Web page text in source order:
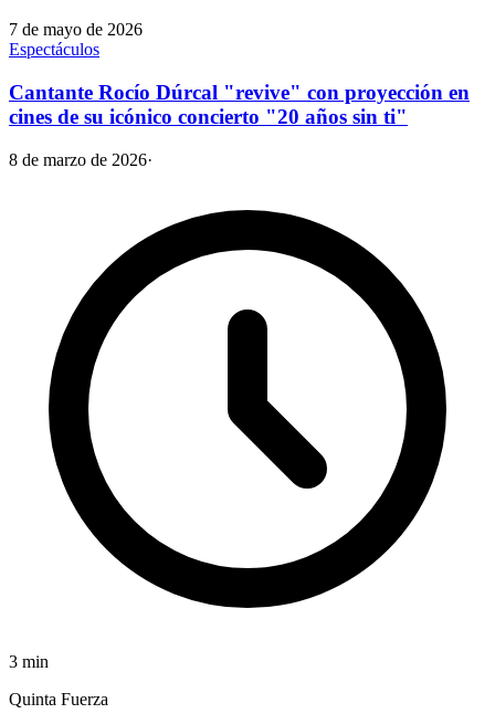
7 de mayo de 2026
Espectáculos
Cantante Rocío Dúrcal "revive" con proyección en
cines de su icónico concierto "20 años sin ti"
8 de marzo de 2026·
3 min
Quinta Fuerza